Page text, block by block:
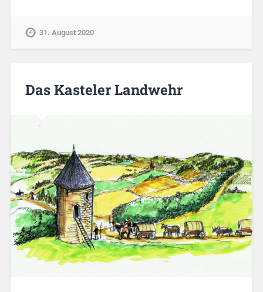
31. August 2020
Das Kasteler Landwehr